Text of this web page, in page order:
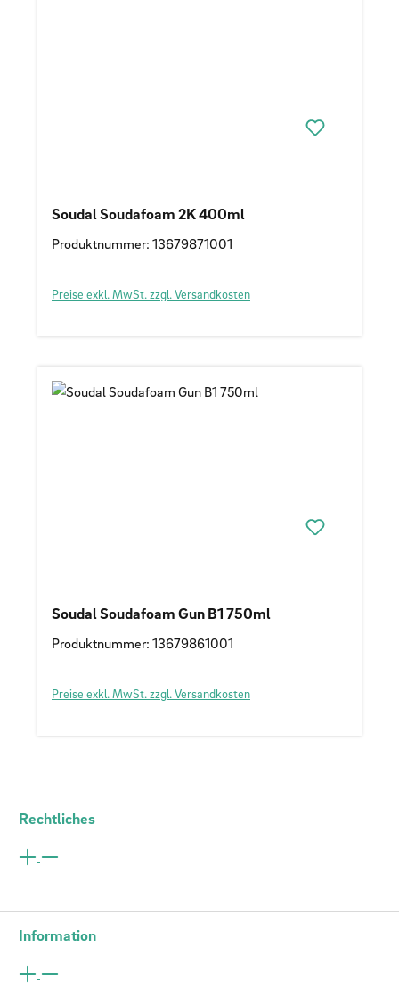
Soudal Soudafoam 2K 400ml
Produktnummer: 13679871001
Preise exkl. MwSt. zzgl. Versandkosten
Soudal Soudafoam Gun B1 750ml
Produktnummer: 13679861001
Preise exkl. MwSt. zzgl. Versandkosten
Rechtliches
Information